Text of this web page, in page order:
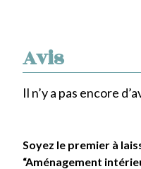
Avis
Il n’y a pas encore
Soyez le premier à
“Aménagement